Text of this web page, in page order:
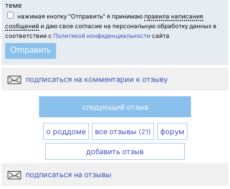
теме
нажимая кнопку "Отправить" я принимаю правила написания
сообщений и даю свое согласие на персональную обработку данных в
соответствии с Политикой конфиденциальности сайта
подписаться на комментарии к отзыву
следующий отзыв
о роддоме все отзывы (21) форум
добавить отзыв
подписаться на отзывы